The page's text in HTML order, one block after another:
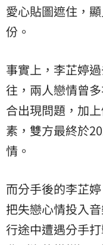
愛心貼圖遮住，
份。
事實上，李芷婷
往，兩人戀情曾
合出現問題，加
素，雙方最終於
情。
而分手後的李芷
把失戀心情投入
行途中遭遇分手